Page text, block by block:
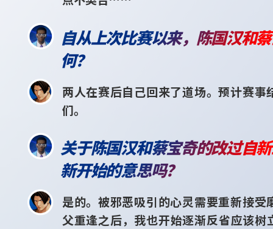
自从上次比赛以来，陈国汉和
何？
两人在赛后自己回来了道场。预计赛事
们。
关于陈国汉和蔡宝奇的改过自
新开始的意思吗？
是的。被邪恶吸引的心灵需要重新接受
父重逢之后，我也开始逐渐反省应该树